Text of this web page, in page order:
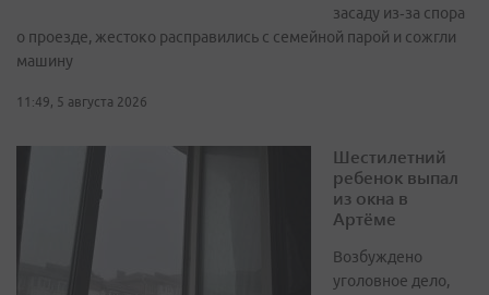
засаду из‑за спора
о проезде, жестоко расправились с семейной парой и сожгли
машину
11:49, 5 августа 2026
Шестилетний
ребенок выпал
из окна в
Артёме
Возбуждено
уголовное дело,